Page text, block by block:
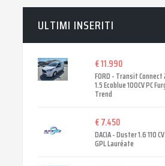
ULTIMI INSERITI
€ 11.990
FORD - Transit
1.5 Ecoblue 100CV PC
Trend
€ 7.450
DACIA - Duster 1.6 110
GPL Lauréate